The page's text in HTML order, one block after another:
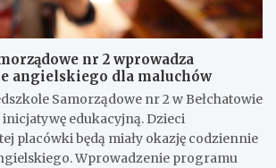
nr 2 wprowadza
angielskiego dla maluchów
Samorządowe nr 2 w Bełchatowie
edukacyjną. Dzieci
placówki będą miały okazję codziennie
Wprowadzenie programu